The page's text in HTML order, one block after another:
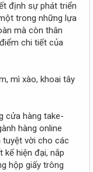
định sự phát triển
trong những lựa
mà còn thân
chi tiết của
mì xào, khoai tây
cửa hàng take-
hàng online
tuyệt vời cho các
kế hiện đại, nắp
hộp giấy trông